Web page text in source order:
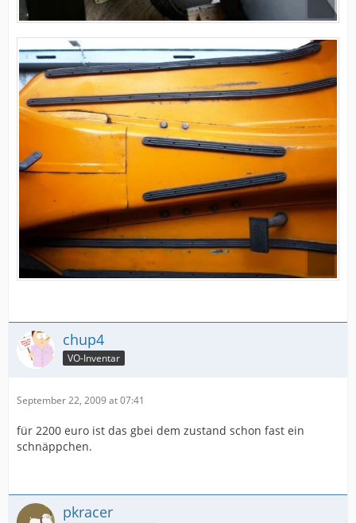
chup4
VO-Inventar
September 22, 2009 at 07:41
für 2200 euro ist das gbei dem zustand schon fast ein
schnäppchen.
pkracer